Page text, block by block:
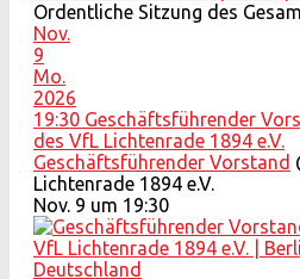
Ordentliche Sitzung des
Nov.
9
Mo.
2026
19:30 Geschäftsführender
des VfL Lichtenrade 1894 e.V.
Geschäftsführender Vorstand
Lichtenrade 1894 e.V.
Nov. 9 um 19:30